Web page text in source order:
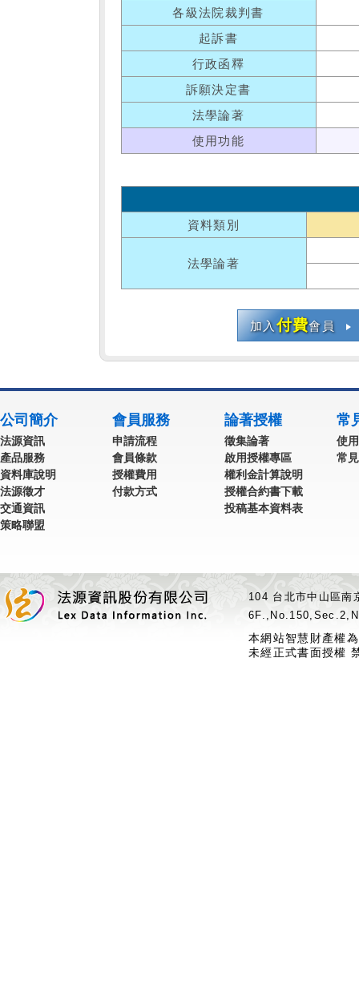
各級法院裁判書
起訴書
行政函釋
訴願決定書
法學論著
使用功能
資料類別
法學論著
加入付費會員
公司簡介
法源資訊
產品服務
資料庫說明
法源徵才
交通資訊
策略聯盟
會員服務
申請流程
會員條款
授權費用
付款方式
論著授權
徵集論著
啟用授權專區
權利金計算說明
授權合約書下載
投稿基本資料表
常
使
常
104 台北市中山區
本網站智慧財產權
未經正式書面授權